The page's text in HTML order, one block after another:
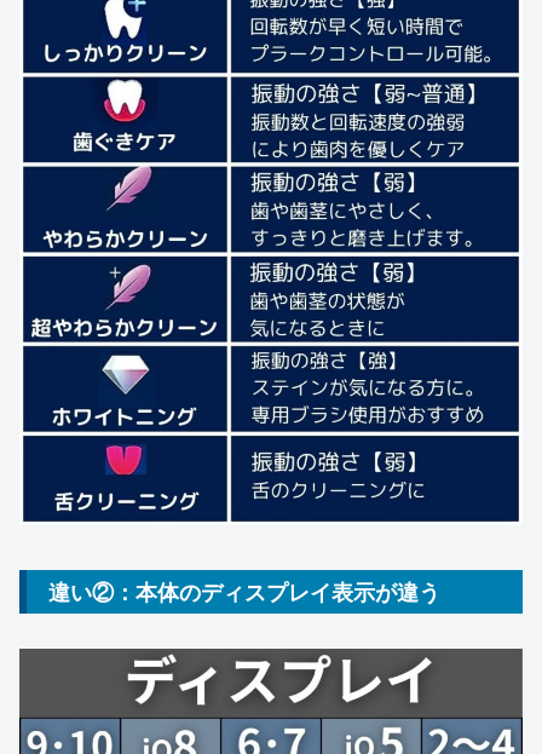
違い②：本体のディスプレイ表示が違う